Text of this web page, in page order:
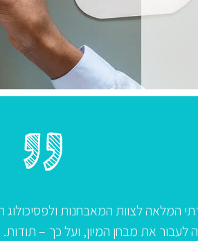
שהרכיב עבורי תכנית מקוצרת
שלי בהכנה להערכת מנהלים בכירים ביום